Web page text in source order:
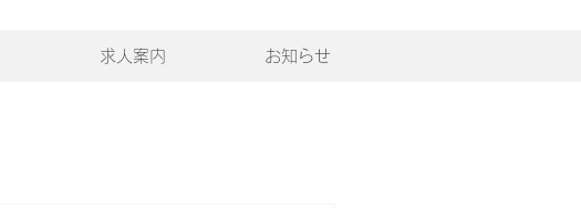
求人案内 お知らせ